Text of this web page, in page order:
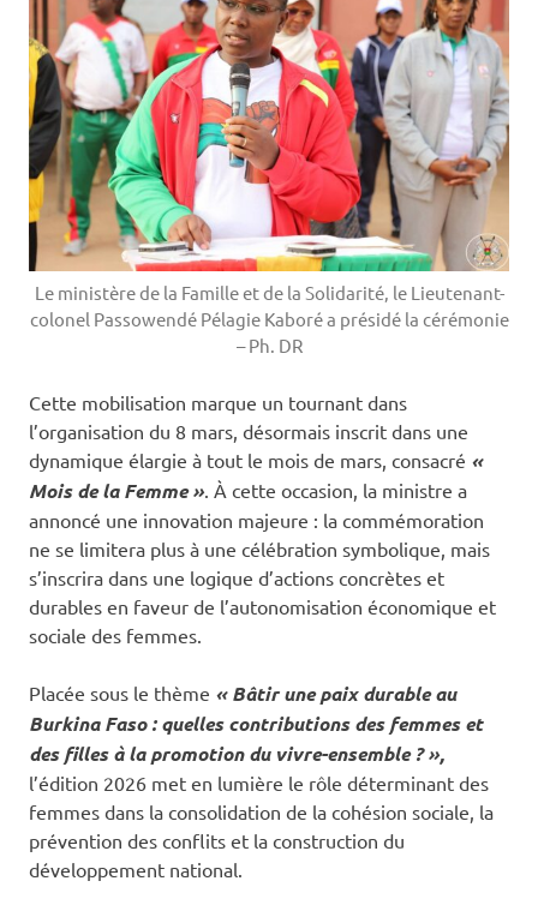
Le ministère de la Famille et de la Solidarité, le Lieutenant-
colonel Passowendé Pélagie Kaboré a présidé la cérémonie
– Ph. DR
Cette mobilisation marque un tournant dans
l’organisation du 8 mars, désormais inscrit dans une
dynamique élargie à tout le mois de mars, consacré «
Mois de la Femme ». À cette occasion, la ministre a
annoncé une innovation majeure : la commémoration
ne se limitera plus à une célébration symbolique, mais
s’inscrira dans une logique d’actions concrètes et
durables en faveur de l’autonomisation économique et
sociale des femmes.
Placée sous le thème « Bâtir une paix durable au
Burkina Faso : quelles contributions des femmes et
des filles à la promotion du vivre-ensemble ? »,
l’édition 2026 met en lumière le rôle déterminant des
femmes dans la consolidation de la cohésion sociale, la
prévention des conflits et la construction du
développement national.